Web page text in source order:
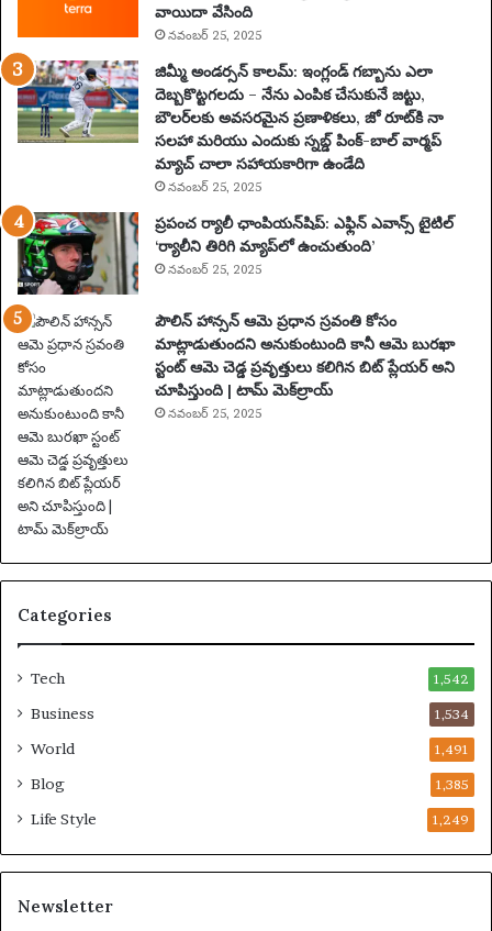
,
వే
ది
క
లు
యు
ము
ఖ్య
సం
ఘ
ట
న
లు
|
ఫు
ట్‌
బా
ల్
వా
ర్త
వాయిదా వేసింది
నవంబర్ 25, 2025
జిమ్మీ అండర్సన్ కాలమ్: ఇంగ్లండ్ గబ్బాను ఎలా
దెబ్బకొట్టగలదు – నేను ఎంపిక చేసుకునే జట్టు,
బౌలర్‌లకు అవసరమైన ప్రణాళికలు, జో రూట్‌కి నా
సలహా మరియు ఎందుకు స్నబ్డ్ పింక్-బాల్ వార్మప్
మ్యాచ్ చాలా సహాయకారిగా ఉండేది
నవంబర్ 25, 2025
ప్రపంచ ర్యాలీ ఛాంపియన్‌షిప్: ఎఫ్లిన్ ఎవాన్స్ టైటిల్
‘ర్యాలీని తిరిగి మ్యాప్‌లో ఉంచుతుంది’
నవంబర్ 25, 2025
పౌలిన్ హాన్సన్ ఆమె ప్రధాన స్రవంతి కోసం
మాట్లాడుతుందని అనుకుంటుంది కానీ ఆమె బురఖా
స్టంట్ ఆమె చెడ్డ ప్రవృత్తులు కలిగిన బిట్ ప్లేయర్ అని
చూపిస్తుంది | టామ్ మెక్‌ల్రాయ్
నవంబర్ 25, 2025
Categories
Tech 1,542
Business 1,534
World 1,491
Blog 1,385
Life Style 1,249
Newsletter